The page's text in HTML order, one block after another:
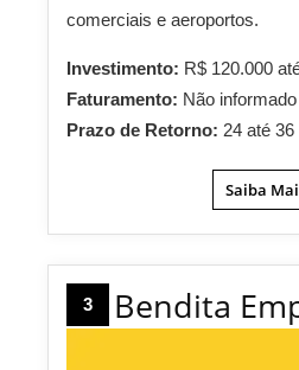
comerciais e aeroportos.
Investimento: R$ 120.000
Faturamento: Não informado
Prazo de Retorno: 24 até
Saiba
3 Bendita